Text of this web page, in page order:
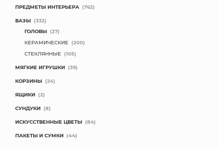
ПРЕДМЕТЫ ИНТЕРЬЕРА (762)
ВАЗЫ (332)
ГОЛОВЫ (27)
КЕРАМИЧЕСКИЕ (200)
СТЕКЛЯННЫЕ (105)
МЯГКИЕ ИГРУШКИ (39)
КОРЗИНЫ (24)
ЯЩИКИ (2)
СУНДУКИ (8)
ИСКУССТВЕННЫЕ ЦВЕТЫ (84)
ПАКЕТЫ И СУМКИ (44)